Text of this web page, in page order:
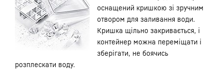
оснащений кришкою зі зручним
отвором для заливання води.
Кришка щільно закривається, і
контейнер можна переміщати і
зберігати, не боячись
розплескати воду.